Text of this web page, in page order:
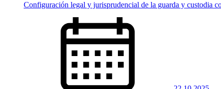
Configuración legal y jurisprudencial de la guarda y custodia